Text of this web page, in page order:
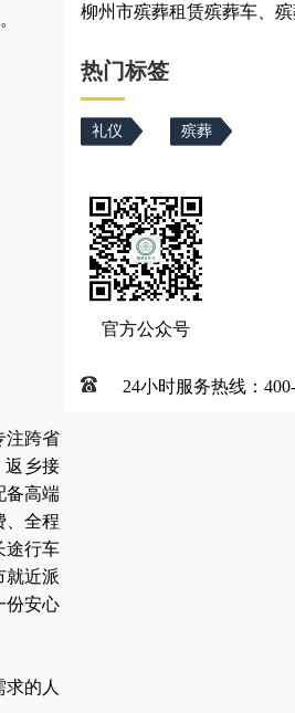
注跨省
返乡接
备高端
、全程
途行车
就近派
份安心
的人
柳州市殡葬租赁殡葬车、
热门标签
礼仪 殡葬
官方公众号
24小时服务热线：